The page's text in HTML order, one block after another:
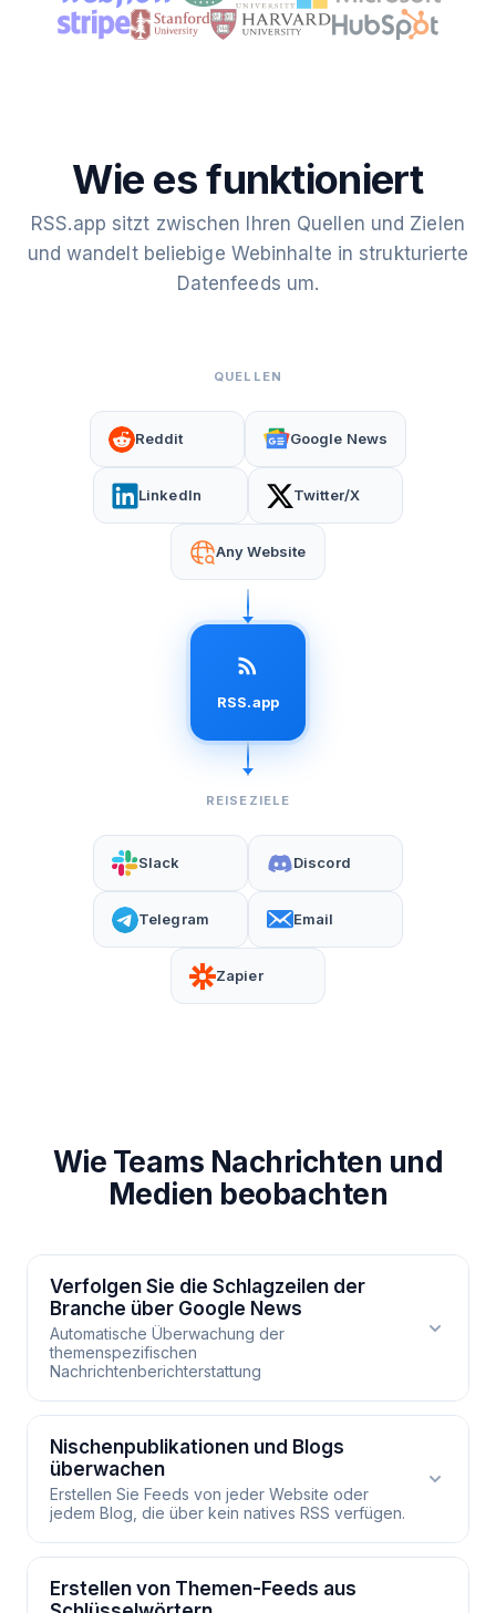
Wie es funktioniert
RSS.app sitzt zwischen Ihren Quellen und Zielen
und wandelt beliebige Webinhalte in strukturierte
Datenfeeds um.
QUELLEN
Reddit Google News
LinkedIn Twitter/X
Any Website
RSS.app
REISEZIELE
Slack Discord
Telegram Email
Zapier
Wie Teams Nachrichten und
Medien beobachten
Verfolgen Sie die Schlagzeilen der
Branche über Google News
Automatische Überwachung der
themenspezifischen
Nachrichtenberichterstattung
Verfolgen Sie die Schlagzeilen der
Branche über Google News
RSS.app generiert Feeds aus Google News-
Suchanfragen und versorgt Ihr Team mit einem
Branchenschlagzeilen. Filtern Sie nach Thema,
Nischenpublikationen und Blogs
überwachen
Erstellen Sie Feeds von jeder Website oder
jedem Blog, die über kein natives RSS verfügen.
Nischenpublikationen und Blogs
Erstellen von Themen-Feeds aus